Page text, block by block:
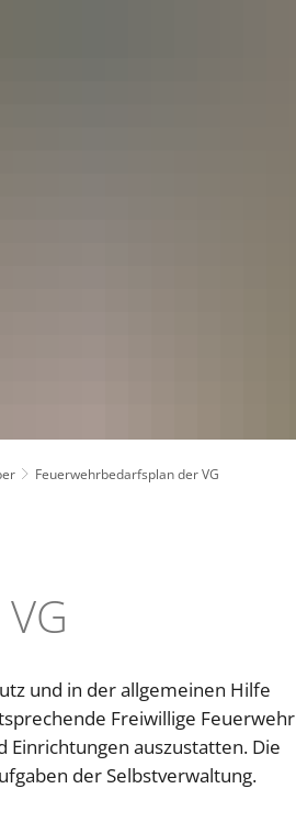
Feuerwehrbedarfsplan der VG
und in der allgemeinen Hilfe
Freiwillige Feuerwehr
auszustatten. Die
der Selbstverwaltung.